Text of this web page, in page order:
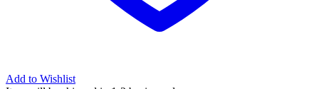
Add to Wishlist